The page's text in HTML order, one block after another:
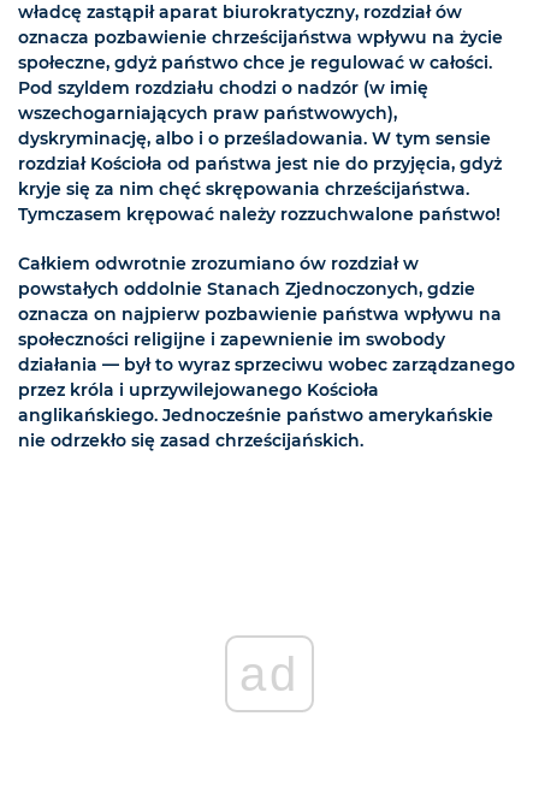
władcę zastąpił aparat biurokratyczny, rozdział ów
oznacza pozbawienie chrześcijaństwa wpływu na życie
społeczne, gdyż państwo chce je regulować w całości.
Pod szyldem rozdziału chodzi o nadzór (w imię
wszechogarniających praw państwowych),
dyskryminację, albo i o prześladowania. W tym sensie
rozdział Kościoła od państwa jest nie do przyjęcia, gdyż
kryje się za nim chęć skrępowania chrześcijaństwa.
Tymczasem krępować należy rozzuchwalone państwo!
Całkiem odwrotnie zrozumiano ów rozdział w
powstałych oddolnie Stanach Zjednoczonych, gdzie
oznacza on najpierw pozbawienie państwa wpływu na
społeczności religijne i zapewnienie im swobody
działania — był to wyraz sprzeciwu wobec zarządzanego
przez króla i uprzywilejowanego Kościoła
anglikańskiego. Jednocześnie państwo amerykańskie
nie odrzekło się zasad chrześcijańskich.
ad